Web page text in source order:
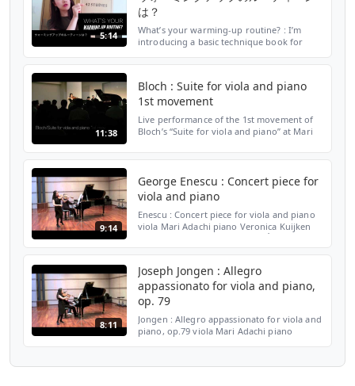
5:14
は？
What’s your warming-up routine? : I’m
introducing a basic technique book for
る基礎練本をご紹介して...
11:38
Bloch : Suite for viola and piano
1st movement
Live performance of the 1st movement of
Bloch’s “Suite for viola and piano” at Mari
9:14
George Enescu : Concert piece for
viola and piano
Enescu : Concert piece for viola and piano
viola Mari Adachi piano Veronica Kuijken
ク...
8:11
Joseph Jongen : Allegro
appassionato for viola and piano,
op. 79
Jongen : Allegro appassionato for viola and
piano, op.79 viola Mari Adachi piano
ゲン：アレグロ・アパッショナート 作...